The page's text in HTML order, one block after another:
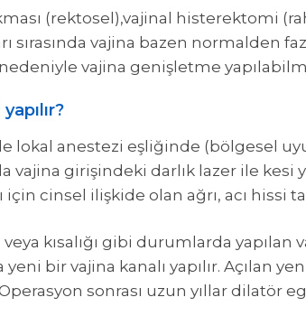
(rektosel),vajinal histerektomi
sırasında vajina bazen normalden
vajina genişletme
lokal anestezi eşliğinde (bölgesel
vajina girişindeki darlık lazer ile kesi
için cinsel ilişkide olan ağrı, acı hissi
kısalığı gibi durumlarda yapılan
bir vajina kanalı yapılır. Açılan
sonrası uzun yıllar dilatör